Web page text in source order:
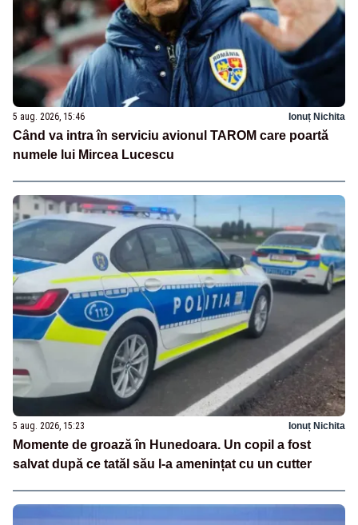
5 aug. 2026, 15:46 Ionuț Nichita
Când va intra în serviciu avionul TAROM care poartă
numele lui Mircea Lucescu
5 aug. 2026, 15:23 Ionuț Nichita
Momente de groază în Hunedoara. Un copil a fost
salvat după ce tatăl său l-a amenințat cu un cutter